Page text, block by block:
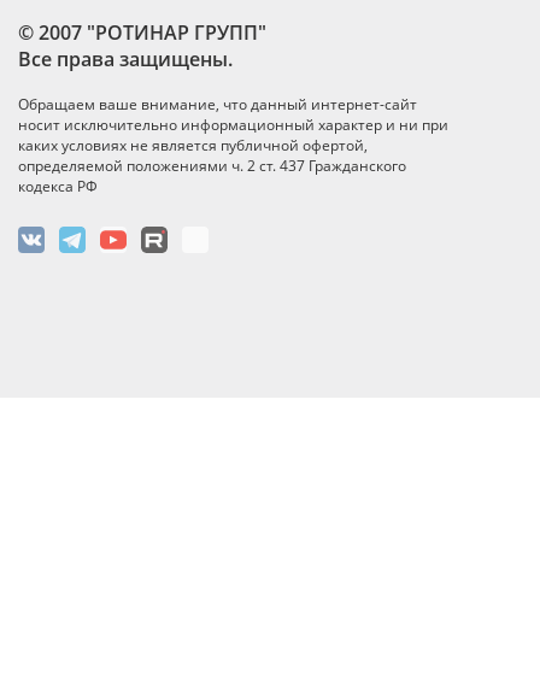
© 2007 "РОТИНАР ГРУПП"
Все права защищены.
Обращаем ваше внимание, что данный интернет-сайт
носит исключительно информационный характер и ни при
каких условиях не является публичной офертой,
определяемой положениями ч. 2 ст. 437 Гражданского
кодекса РФ